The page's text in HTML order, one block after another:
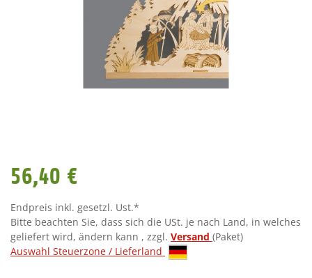
56,40 €
Endpreis inkl. gesetzl. Ust.*
Bitte beachten Sie, dass sich die USt. je nach Land, in welches
geliefert wird, ändern kann , zzgl. Versand (Paket)
Auswahl Steuerzone / Lieferland